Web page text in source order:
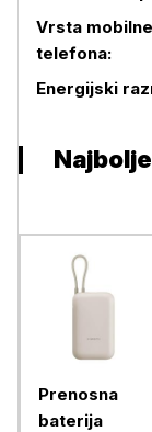
Vrsta
telefona:
Energijski
Prenosna
baterija